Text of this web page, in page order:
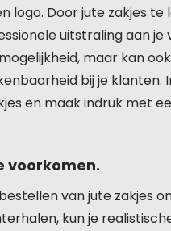
logo. Door jute zakjes
uitstraling aan je
maar kan
bij je klanten.
en maak indruk met
voorkomen.
van jute zakjes
kun je